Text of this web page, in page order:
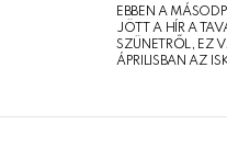
EBBEN A
JÖTT A HÍR A
SZÜNETRŐL, EZ
ÁPRILISBAN AZ